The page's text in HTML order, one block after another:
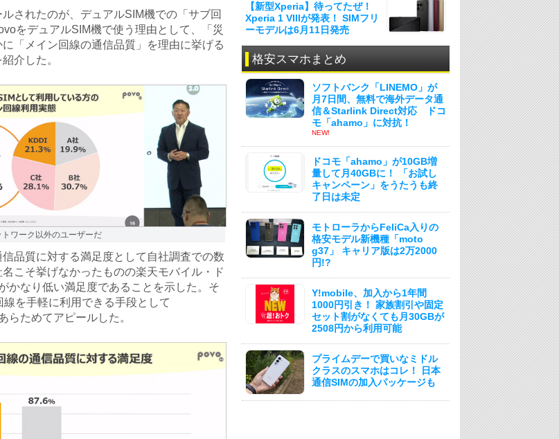
されたのが、デュアルSIM機での「サブ回
をデュアルSIM機で使う理由として、「災
「メイン回線の通信品質」を理由に挙げる
介した。
ワーク以外のユーザーだ
品質に対する満足度として自社調査での数
こそ挙げなかったものの楽天モバイル・ド
かなり低い満足度であることを示した。そ
線を手軽に利用できる手段として
らためてアピールした。
【新型Xperia】待ってたぜ！
Xperia 1 VIIIが発表！ SIMフリ
ーモデルは6月11日発売
格安スマホまとめ
ソフトバンク「LINEMO」が
月7日間、無料で海外データ通
信＆Starlink Direct対応 ドコ
モ「ahamo」に対抗！
NEW!
ドコモ「ahamo」が10GB増
量して月40GBに！ 「お試し
キャンペーン」をうたうも終
了日は未定
モトローラからFeliCa入りの
格安モデル新機種「moto
g37」 キャリア版は2万2000
円!?
Y!mobile、加入から1年間
1000円引き！ 家族割引や固定
セット割がなくても月30GBが
2508円から利用可能
プライムデーで買いなミドル
クラスのスマホはコレ！ 日本
通信SIMの加入パッケージも